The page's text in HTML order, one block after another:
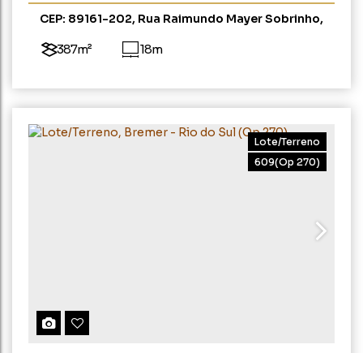
CEP: 89161-202, Rua Raimundo Mayer Sobrinho,
387m² 18m
609(Op 270)
Lote/Terreno